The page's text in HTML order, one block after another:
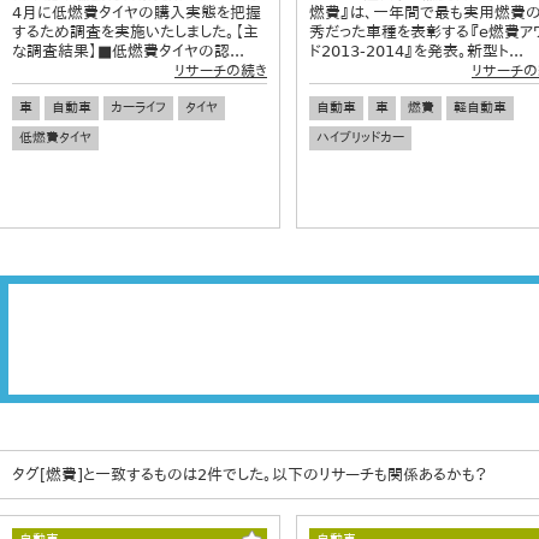
4月に低燃費タイヤの購入実態を把握
するため調査を実施いたしました。【主
な調査結果】■低燃費タイヤの認...
リサーチの続き
車 自動車 カーライフ
タイヤ
低燃費タイヤ
燃費』は、一年間で最も実用燃費
秀だった車種を表彰する『e燃費ア
ド2013-2014』を発表。新型ト...
リサーチ
自動車 車 燃費
軽自動車
ハイブリッドカー
タグ[燃費]と一致するものは2件でした。以下のリサーチも関係あるかも？